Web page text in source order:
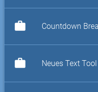
work Countdown
work Neues Text Tool